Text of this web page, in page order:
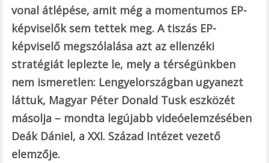
vonal átlépése, amit még a momentumos EP-
képviselők sem tettek meg. A tiszás EP-
képviselő megszólalása azt az ellenzéki
stratégiát leplezte le, mely a térségünkben
nem ismeretlen: Lengyelországban ugyanezt
láttuk, Magyar Péter Donald Tusk eszközét
másolja – mondta legújabb videóelemzésében
Deák Dániel, a XXI. Század Intézet vezető
elemzője.